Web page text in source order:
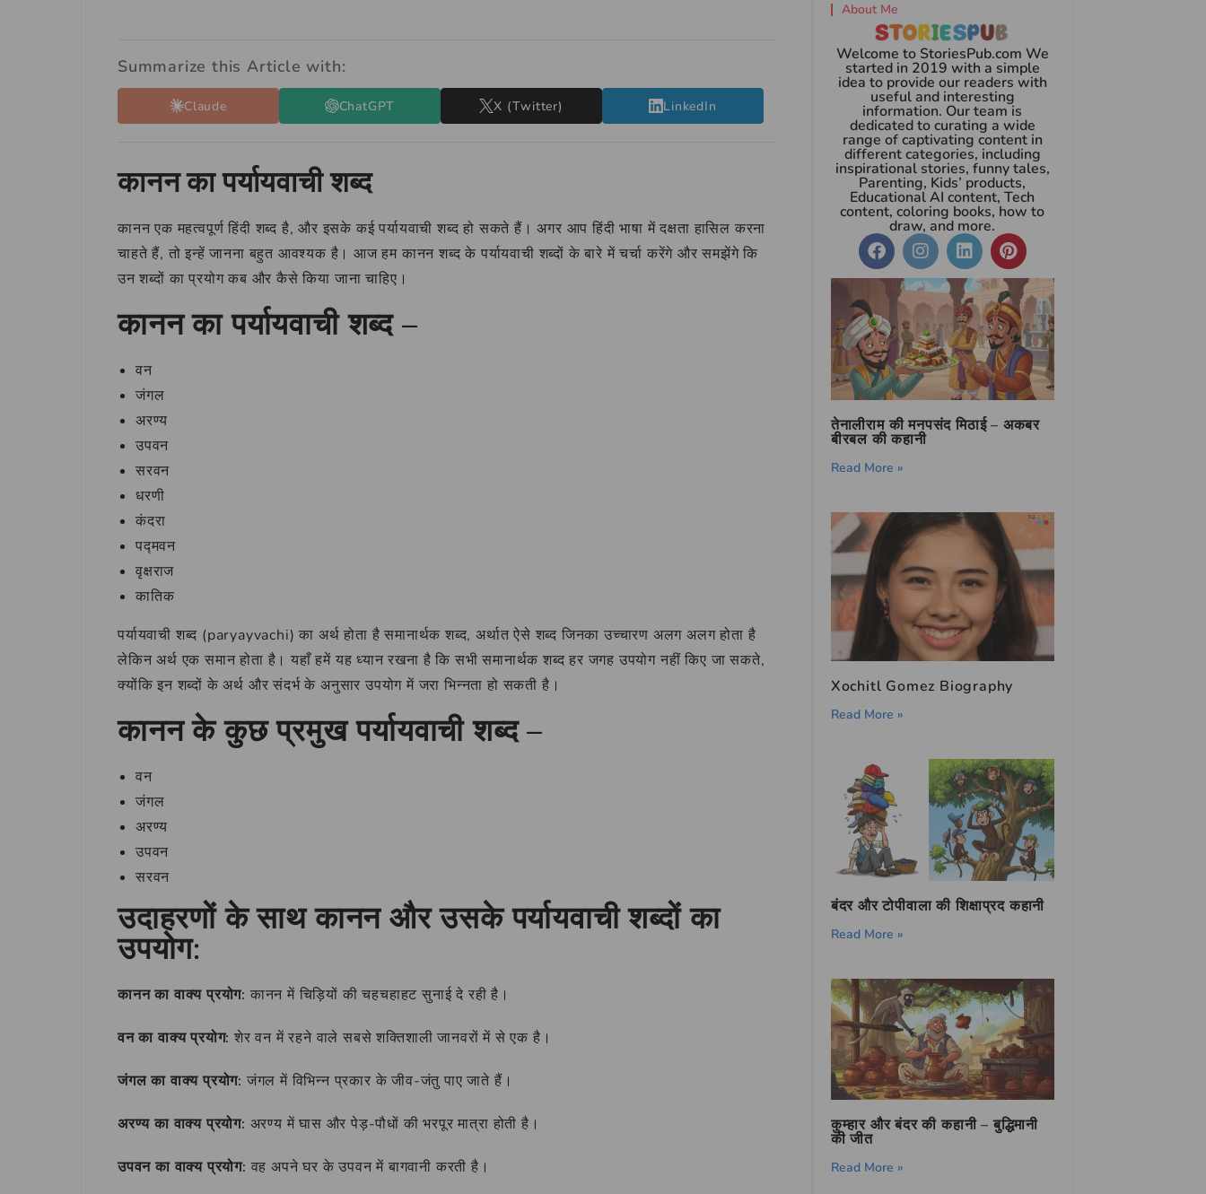
Summarize this Article with:
Claude ChatGPT X (Twitter) LinkedIn
कानन का पर्यायवाची शब्द
कानन एक महत्वपूर्ण हिंदी शब्द है, और इसके कई पर्यायवाची शब्द हो सकते हैं। अगर आप हिंदी भाषा में दक्षता हासिल करना
चाहते हैं, तो इन्हें जानना बहुत आवश्यक है। आज हम कानन शब्द के पर्यायवाची शब्दों के बारे में चर्चा करेंगे और समझेंगे कि
उन शब्दों का प्रयोग कब और कैसे किया जाना चाहिए।
कानन का पर्यायवाची शब्द –
वन
जंगल
अरण्य
उपवन
सरवन
धरणी
कंदरा
पद्मवन
वृक्षराज
कातिक
पर्यायवाची शब्द (paryayvachi) का अर्थ होता है समानार्थक शब्द, अर्थात ऐसे शब्द जिनका उच्चारण अलग अलग होता है
लेकिन अर्थ एक समान होता है। यहाँ हमें यह ध्यान रखना है कि सभी समानार्थक शब्द हर जगह उपयोग नहीं किए जा सकते,
क्योंकि इन शब्दों के अर्थ और संदर्भ के अनुसार उपयोग में जरा भिन्नता हो सकती है।
कानन के कुछ प्रमुख पर्यायवाची शब्द –
वन
जंगल
अरण्य
उपवन
सरवन
उदाहरणों के साथ कानन और उसके पर्यायवाची शब्दों का
उपयोग:
कानन का वाक्य प्रयोग: कानन में चिड़ियों की चहचहाहट सुनाई दे रही है।
वन का वाक्य प्रयोग: शेर वन में रहने वाले सबसे शक्तिशाली जानवरों में से एक है।
जंगल का वाक्य प्रयोग: जंगल में विभिन्न प्रकार के जीव-जंतु पाए जाते हैं।
अरण्य का वाक्य प्रयोग: अरण्य में घास और पेड़-पौधों की भरपूर मात्रा होती है।
उपवन का वाक्य प्रयोग: वह अपने घर के उपवन में बागवानी करती है।
About Me
Welcome to StoriesPub.com We
started in 2019 with a simple
idea to provide our readers with
useful and interesting
information. Our team is
dedicated to curating a wide
range of captivating content in
different categories, including
inspirational stories, funny tales,
Parenting, Kids’ products,
Educational AI content, Tech
content, coloring books, how to
draw, and more.
तेनालीराम की मनपसंद मिठाई – अकबर
बीरबल की कहानी
Read More »
Xochitl Gomez Biography
Read More »
बंदर और टोपीवाला की शिक्षाप्रद कहानी
Read More »
कुम्हार और बंदर की कहानी – बुद्धिमानी
की जीत
Read More »